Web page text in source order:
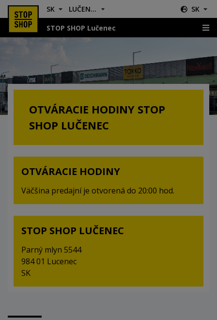
SK LUČENEC SK
STOP SHOP Lučenec
OTVÁRACIE HODINY STOP
SHOP LUČENEC
STOP SHOP LUČENEC
Parný mlyn 5544
984 01 Lucenec
SK
OTVÁRACIE HODINY
Väčšina predajní je otvorená do 20:00 hod.